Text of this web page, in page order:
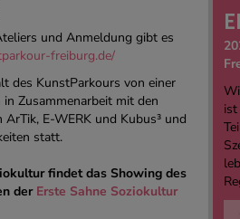
und Anmeldung gibt es
freiburg.de/
des KunstParkours von einer
Zusammenarbeit mit den
E-WERK und Kubus³ und
statt.
findet das Showing des
der Erste Sahne Soziokultur